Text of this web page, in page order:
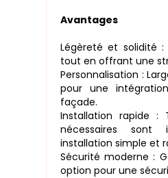
Avantages
Légèreté et solidité
tout en offrant une
Personnalisation :
pour une
façade.
Installation rapide :
nécessaires
installation simple et
Sécurité moderne :
option pour une